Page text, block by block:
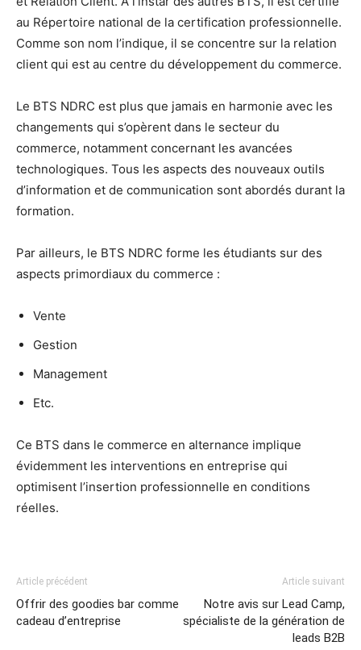
au Répertoire national de la certification professionnelle.
Comme son nom l’indique, il se concentre sur la relation
client qui est au centre du développement du commerce.
Le BTS NDRC est plus que jamais en harmonie avec les
changements qui s’opèrent dans le secteur du
commerce, notamment concernant les avancées
technologiques. Tous les aspects des nouveaux outils
d’information et de communication sont abordés durant la
formation.
Par ailleurs, le BTS NDRC forme les étudiants sur des
aspects primordiaux du commerce :
Vente
Gestion
Management
Etc.
Ce BTS dans le commerce en alternance implique
évidemment les interventions en entreprise qui
optimisent l’insertion professionnelle en conditions
réelles.
Article précédent
Offrir des goodies bar comme
cadeau d’entreprise
Article suivant
Notre avis sur Lead Camp,
spécialiste de la génération de
leads B2B